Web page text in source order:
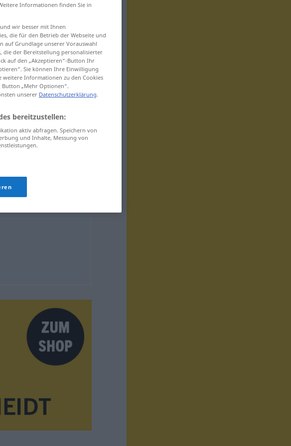
befinden
Informationen finden Sie in
wir besser mit Ihnen
die für den Betrieb der Webseite und
auf Grundlage unserer Vorauswahl
die der Bereitstellung personalisierter
auf den „Akzeptieren“-Button Ihr
Sie können Ihre Einwilligung
weitere Informationen zu den Cookies
Button „Mehr Optionen“.
unserer Datenschutzerklärung.
bereitzustellen:
aktiv abfragen. Speichern von
und Inhalte, Messung von